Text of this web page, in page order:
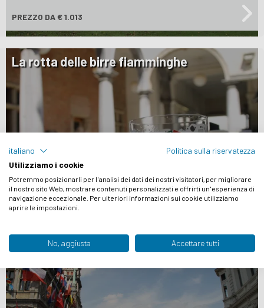
PREZZO DA € 1.013
La rotta delle birre fiamminghe
durata:8 giorni
stile:
Comodità
PREZZODA € 1.113
Le perle delle Fiandre Centrali
italiano
Politica sulla riservatezza
Utilizziamo i cookie
Potremmo posizionarli per l'analisi dei dati dei nostri visitatori, per migliorare
il nostro sito Web, mostrare contenuti personalizzati e offrirti un'esperienza di
navigazione eccezionale. Per ulteriori informazioni sui cookie utilizziamo
aprire le impostazioni.
No, aggiusta Accettare tutti